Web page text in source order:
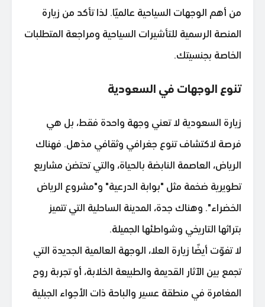
من أهم الوجهات السياحية عالميًا. لذا تأكد من زيارة
المنصة الرسمية للتأشيرات السياحية ومراجعة المتطلبات
الخاصة بجنسيتك.
تنوع الوجهات في السعودية
زيارة السعودية لا تعني وجهة واحدة فقط، بل هي
فرصة لاكتشاف تنوع جغرافي وثقافي مذهل. فهناك
الرياض، العاصمة النابضة بالحياة، والتي تحتضن مشاريع
تطويرية ضخمة مثل "بوابة الدرعية" و"مشروع الرياض
الخضراء". وهناك جدة، المدينة الساحلية التي تتميز
بتراثها التاريخي وشواطئها الجميلة.
لا تفوّت أيضًا زيارة العلا، الوجهة العالمية الجديدة التي
تجمع بين الآثار القديمة والطبيعة الخلابة، أو تجربة روح
المغامرة في منطقة عسير والباحة ذات الأجواء الجبلية